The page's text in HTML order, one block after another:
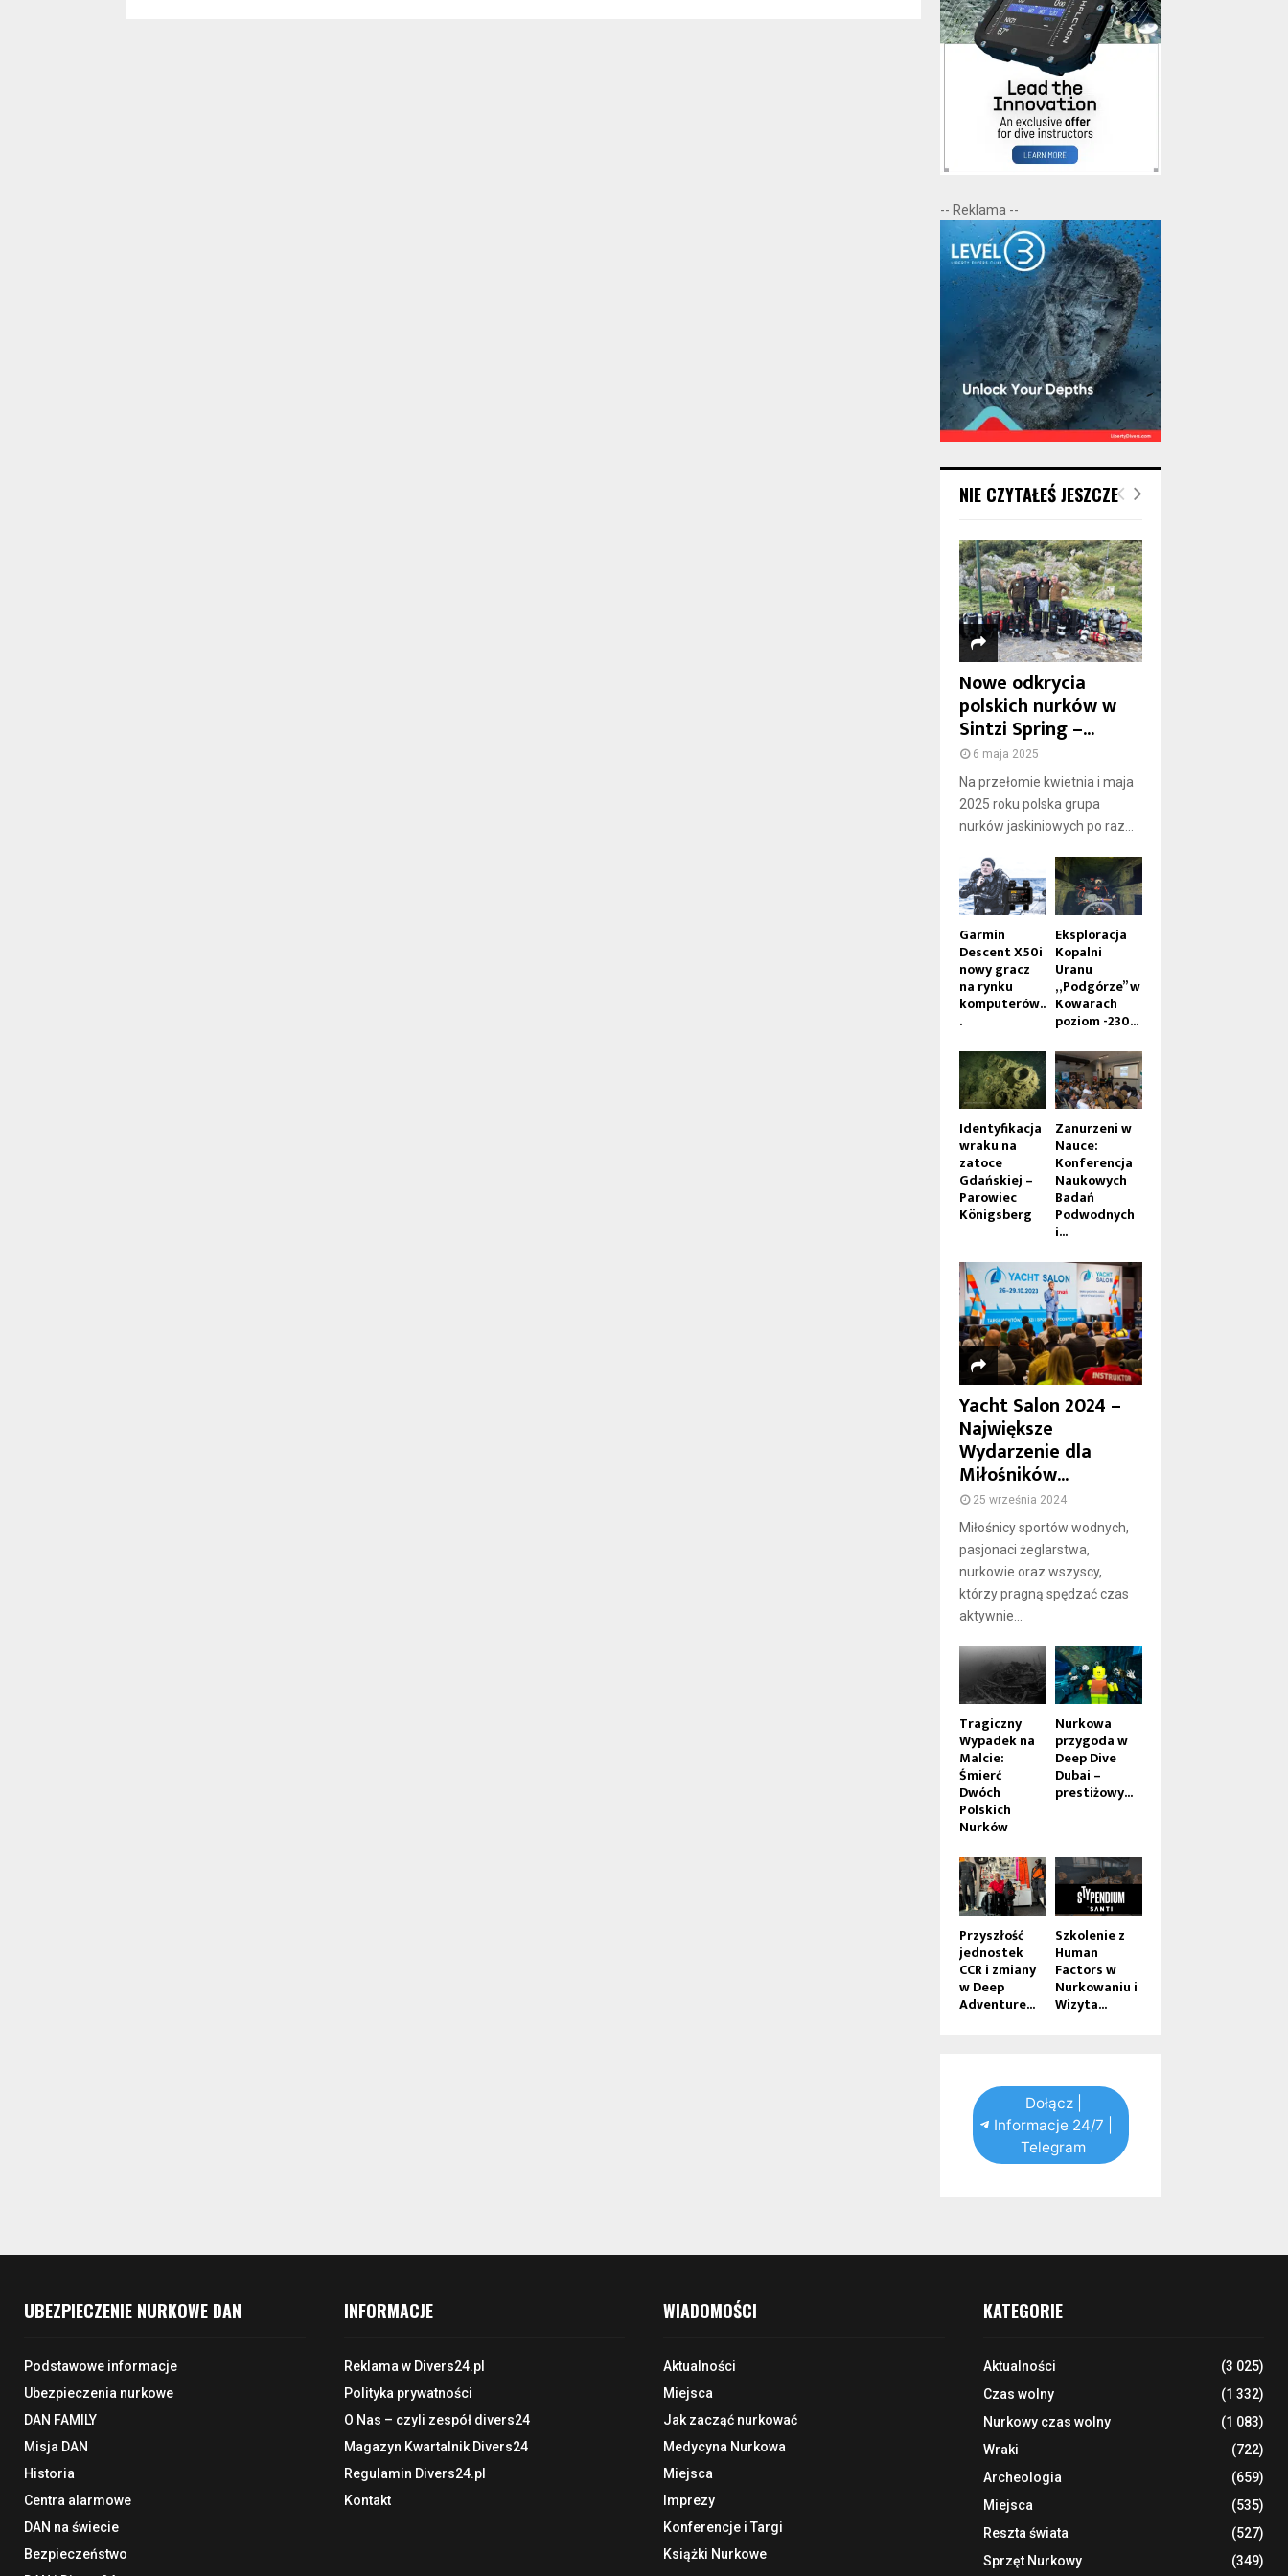
-- Reklama --
NIE CZYTAŁEŚ JESZCZE
Nowe odkrycia
polskich nurków w
Sintzi Spring –...
6 maja 2025
Na przełomie kwietnia i maja
2025 roku polska grupa
nurków jaskiniowych po raz...
Garmin
Descent X50i
nowy gracz
na rynku
komputerów..
.
Eksploracja
Kopalni
Uranu
„Podgórze” w
Kowarach
poziom -230...
Identyfikacja
wraku na
zatoce
Gdańskiej –
Parowiec
Königsberg
Zanurzeni w
Nauce:
Konferencja
Naukowych
Badań
Podwodnych
i...
Yacht Salon 2024 –
Największe
Wydarzenie dla
Miłośników...
25 września 2024
Miłośnicy sportów wodnych,
pasjonaci żeglarstwa,
nurkowie oraz wszyscy,
którzy pragną spędzać czas
aktywnie...
Tragiczny
Wypadek na
Malcie:
Śmierć
Dwóch
Polskich
Nurków
Nurkowa
przygoda w
Deep Dive
Dubai –
prestiżowy...
Przyszłość
jednostek
CCR i zmiany
w Deep
Adventure...
Szkolenie z
Human
Factors w
Nurkowaniu i
Wizyta...
Dołącz |
Informacje 24/7 |
Telegram
UBEZPIECZENIE NURKOWE DAN
Podstawowe informacje
Ubezpieczenia nurkowe
DAN FAMILY
Misja DAN
Historia
Centra alarmowe
DAN na świecie
Bezpieczeństwo
INFORMACJE
Reklama w Divers24.pl
Polityka prywatności
O Nas – czyli zespół divers24
Magazyn Kwartalnik Divers24
Regulamin Divers24.pl
Kontakt
WIADOMOŚCI
Aktualności
Miejsca
Jak zacząć nurkować
Medycyna Nurkowa
Miejsca
Imprezy
Konferencje i Targi
Książki Nurkowe
KATEGORIE
Aktualności
(3 025)
Czas wolny
(1 332)
Nurkowy czas wolny
(1 083)
Wraki
(722)
Archeologia
(659)
Miejsca
(535)
Reszta świata
(527)
Sprzęt Nurkowy
(349)